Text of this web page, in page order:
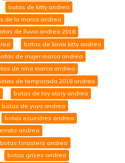
botas de kitty andrea
de la marca andrea
de lluvia andrea 2018
botas de lluvia kitty andrea
de mujer marca andrea
de nina marca andrea
de temporada 2018 andrea
botas de toy story andrea
botas de yuya andrea
botas ecuestres andrea
andrea
botas forastero andrea
botas grises andrea